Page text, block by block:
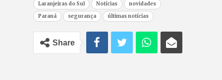
Laranjeiras do Sul
Notícias
novidades
Paraná
segurança últimas notícias
Share